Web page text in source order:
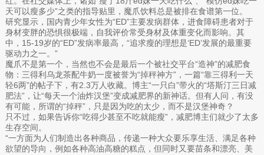
天可以瘦多少”之类的指导贴里，魔爪饮料总是被排在食谱第一位。
研究显示，国内青少年女性为“ED”主要发病群体，进食障碍患者对于
身材变胖的恐惧很极端，自我评价常受身材及体重变化而影响。其
中，15-19岁的“ED”发病率最高，“追求瘦的理想是‘ED’发展的最重要
驱动力之一。”
魔爪不是第一个，当然也不会是最后一个被社交平台“造神”的减肥食
物：三得利乌龙茶配牛奶一度被誉为“掉秤神方”，一篇“靠三得利一天
轻6两”的帖子下，有2.3万人收藏。博主“一只白”带火的“塔斯汀三日减
肥法”，让“每天一个油炸汉堡”变成减肥界的新神话。但有人问，有没
有可能，所谓的“掉秤”，只是因为吃的太少，而不是汉堡神奇？
只不过，如果告诉你“吃得少甚至不吃就能瘦”，减肥博主们就少了太多
生存空间。
“一方面为人们制造出各种商品，传递一种大众要乐享生活、满足各种
欲望的导向，例如各种高油高糖的糕点，但同时又要苗条和漂亮、美